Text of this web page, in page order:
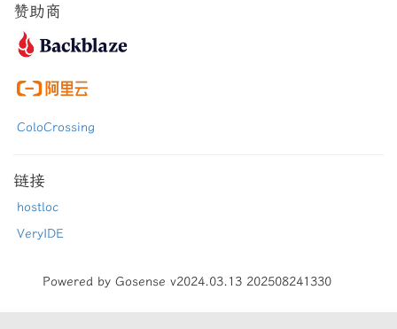
赞助商
ColoCrossing
链接
hostloc
VeryIDE
Powered by Gosense v2024.03.13 202508241330